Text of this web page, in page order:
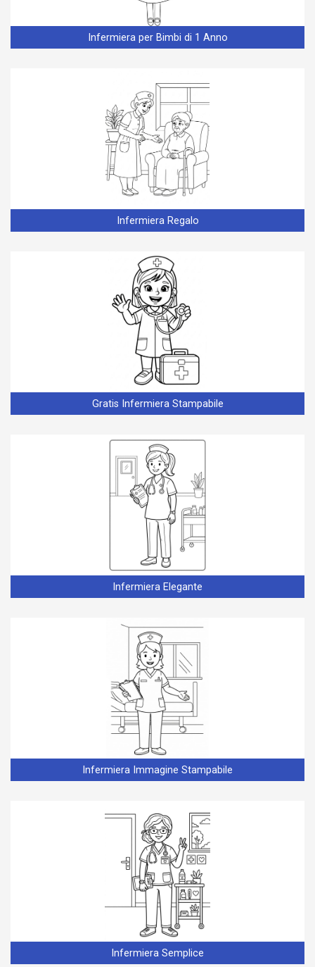
Infermiera per Bimbi di 1 Anno
Infermiera Regalo
Gratis Infermiera Stampabile
Infermiera Elegante
Infermiera Immagine Stampabile
Infermiera Semplice